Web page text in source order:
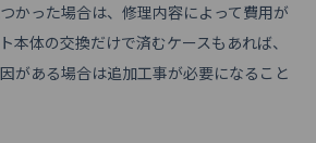
かった場合は、修理内容によって費用が
本体の交換だけで済むケースもあれば、
がある場合は追加工事が必要になること